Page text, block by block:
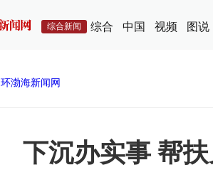
综合新闻 综合 中国 视频 图说
环渤海新闻网
下沉办实事 帮